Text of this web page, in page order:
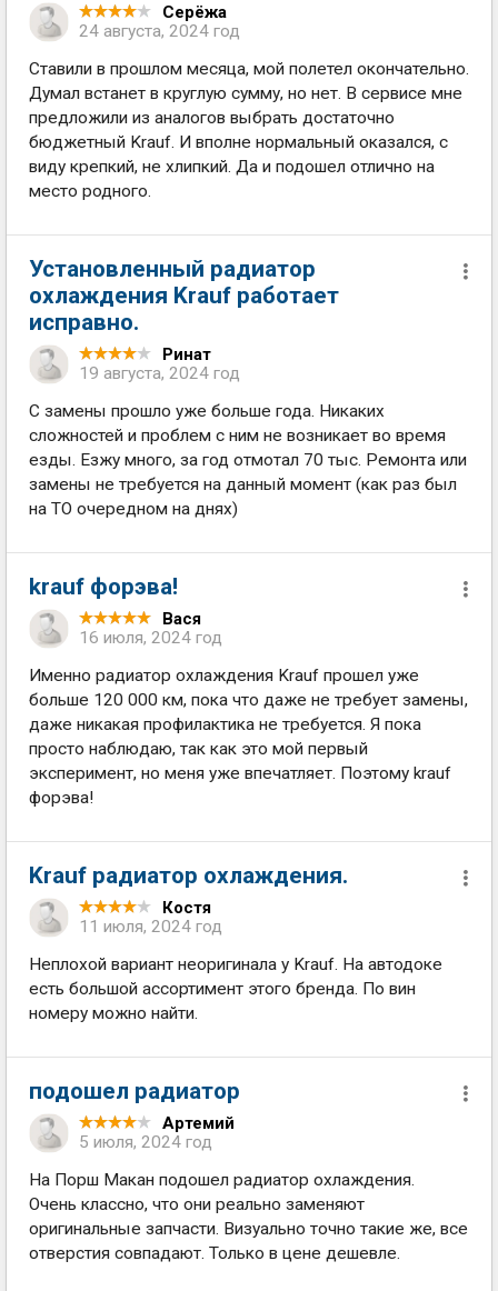
Серёжа
24 августа, 2024 год
Ставили в прошлом месяца, мой полетел окончательно.
Думал встанет в круглую сумму, но нет. В сервисе мне
предложили из аналогов выбрать достаточно
бюджетный Krauf. И вполне нормальный оказался, с
виду крепкий, не хлипкий. Да и подошел отлично на
место родного.
Установленный радиатор
охлаждения Krauf работает
исправно.
Ринат
19 августа, 2024 год
С замены прошло уже больше года. Никаких
сложностей и проблем с ним не возникает во время
езды. Езжу много, за год отмотал 70 тыс. Ремонта или
замены не требуется на данный момент (как раз был
на ТО очередном на днях)
krauf форэва!
Вася
16 июля, 2024 год
Именно радиатор охлаждения Krauf прошел уже
больше 120 000 км, пока что даже не требует замены,
даже никакая профилактика не требуется. Я пока
просто наблюдаю, так как это мой первый
эксперимент, но меня уже впечатляет. Поэтому krauf
форэва!
Krauf радиатор охлаждения.
Костя
11 июля, 2024 год
Неплохой вариант неоригинала у Krauf. На автодоке
есть большой ассортимент этого бренда. По вин
номеру можно найти.
подошел радиатор
Артемий
5 июля, 2024 год
На Порш Макан подошел радиатор охлаждения.
Очень классно, что они реально заменяют
оригинальные запчасти. Визуально точно такие же, все
отверстия совпадают. Только в цене дешевле.